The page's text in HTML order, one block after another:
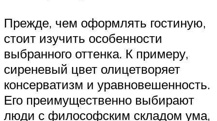
Прежде, чем оформлять гостиную,
стоит изучить особенности
выбранного оттенка. К примеру,
сиреневый цвет олицетворяет
консерватизм и уравновешенность.
Его преимущественно выбирают
люди с философским складом ума,